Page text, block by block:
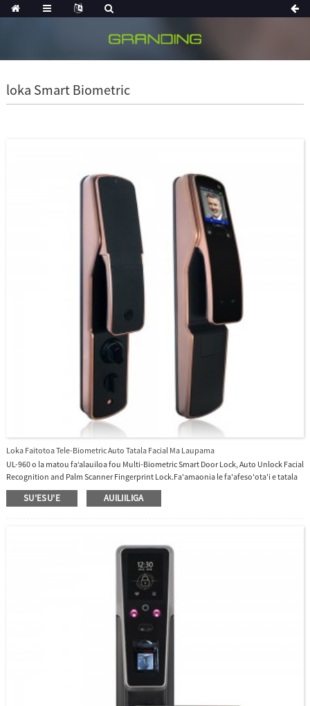
loka Smart Biometric
Loka Faitotoa Tele-Biometric Auto Tatala Facial Ma Laupama
UL-960 o la matou faʻalauiloa fou Multi-Biometric Smart Door Lock, Auto Unlock Facial
Recognition and Palm Scanner Fingerprint Lock.Fa'amaonia le fa'afeso'ota'i e tatala
ai le faitoto'a.Tatala faamaumauga ole taimi ole fesili ile lau pa'i.Su'eina infrared i le
po.Taimi umi le ola mo le faʻaaogaina o le eletise.Fa'anatinati leo Tagata.
SU'ESU'E AUILIILIGA